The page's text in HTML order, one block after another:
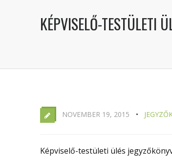
KÉPVISELŐ-TESTÜLETI
NOVEMBER 19, 2015
Képviselő-testületi ülés